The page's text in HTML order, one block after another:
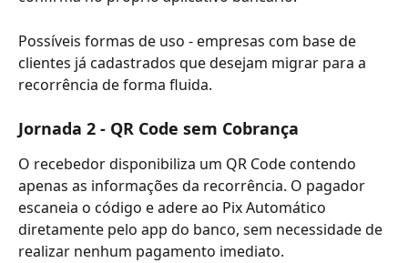
Possíveis formas de uso - empresas com base de
clientes já cadastrados que desejam migrar para a
recorrência de forma fluida.
Jornada 2 - QR Code sem Cobrança
O recebedor disponibiliza um QR Code contendo
apenas as informações da recorrência. O pagador
escaneia o código e adere ao Pix Automático
diretamente pelo app do banco, sem necessidade de
realizar nenhum pagamento imediato.